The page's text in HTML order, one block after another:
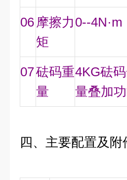
06 摩擦力
矩
0--4N·m
07砝码重
量
4KG砝
量叠加
四、主要配置及